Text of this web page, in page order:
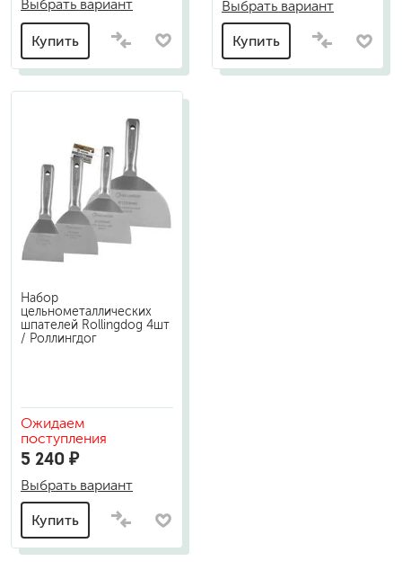
Выбрать вариант
Купить
Выбрать вариант
Купить
Набор
цельнометаллических
шпателей Rollingdog 4шт
/ Роллингдог
Ожидаем
поступления
5 240 ₽
Выбрать вариант
Купить